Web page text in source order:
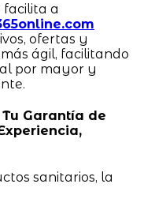
a
ofertas y
ágil, facilitando
por mayor y
Tu Garantía de
sanitarios, la